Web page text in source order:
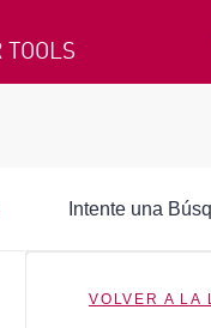
TOOLS